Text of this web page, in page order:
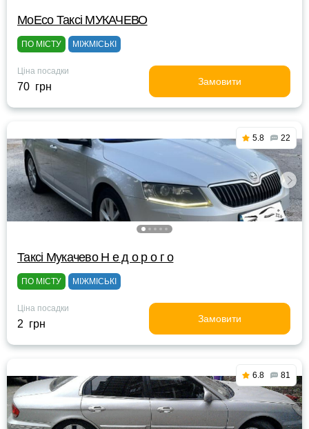
МоЕсо Таксі МУКАЧЕВО
ПО МІСТУ МІЖМІСЬКІ
Ціна посадки
70 грн Замовити
5.8 22
Таксі Мукачево Н е д о р о г о
ПО МІСТУ МІЖМІСЬКІ
Ціна посадки
2 грн Замовити
6.8 81